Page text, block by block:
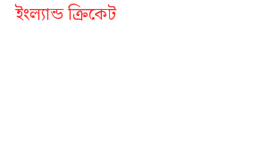
ইংল্যান্ড ক্রিকেট